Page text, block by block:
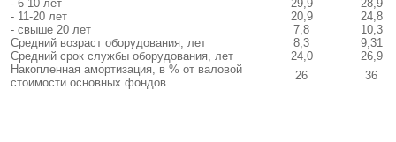
- 6-10 лет 29,9
28,9
- 11-20 лет
20,9
24,8
- свыше 20 лет
7,8
10,3
Средний возраст оборудования, лет
8,3
9,31
Средний срок службы оборудования, лет
24,0
26,9
Накопленная амортизация, в % от валовой
стоимости основных фондов
26 36